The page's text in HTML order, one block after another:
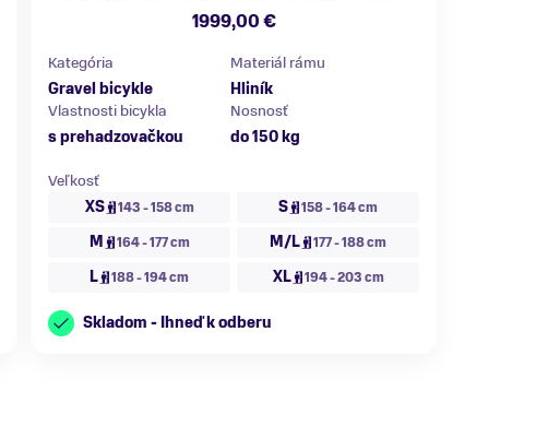
1999,00 €
Kategória
Gravel bicykle
Materiál rámu
Hliník
Vlastnosti bicykla
s prehadzovačkou
Nosnosť
do 150 kg
Veľkosť
XS
143 - 158 cm S 158 - 164 cm
M 164 - 177 cm M/L 177 - 188 cm
L 188 - 194 cm XL 194 - 203 cm
Skladom - Ihneď k odberu